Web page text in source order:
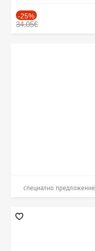
-25%
34.05€
специално предложение